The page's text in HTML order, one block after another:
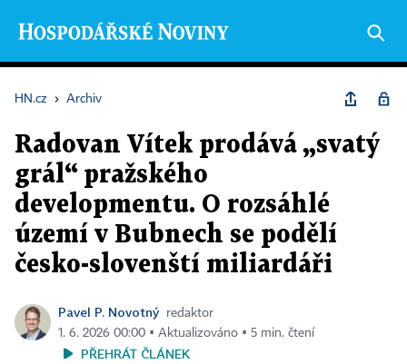
HN.cz › Archiv
Radovan Vítek prodává „svatý
grál“ pražského
developmentu. O rozsáhlé
území v Bubnech se podělí
česko-slovenští miliardáři
Pavel P. Novotný
redaktor
1. 6. 2026 00:00 ▪ Aktualizováno ▪ 5 min. čtení
PŘEHRÁT ČLÁNEK